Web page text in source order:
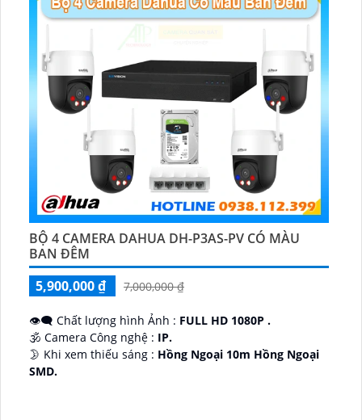
BỘ 4 CAMERA DAHUA DH-P3AS-PV CÓ MÀU
BAN ĐÊM
5,900,000 ₫
7,000,000 ₫
👁️‍🗨 Chất lượng hình Ảnh : FULL HD 1080P .
🕉️ Camera Công nghệ : IP.
🌛 Khi xem thiếu sáng : Hồng Ngoại 10m Hồng Ngoại
SMD.